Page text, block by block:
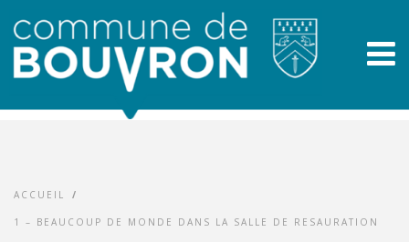
ACCUEIL /
1 – BEAUCOUP DE MONDE DANS LA SALLE DE RESAURATION